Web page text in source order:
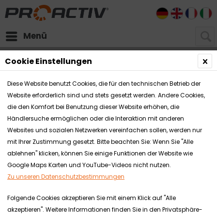
Menü
DE EN FR
Rollstühle Kinder- & Jugendrollstühle
Cookie Einstellungen
Diese Website benutzt Cookies, die für den technischen Betrieb der
Website erforderlich sind und stets gesetzt werden. Andere Cookies,
die den Komfort bei Benutzung dieser Website erhöhen, die
Händlersuche ermöglichen oder die Interaktion mit anderen
Websites und sozialen Netzwerken vereinfachen sollen, werden nur
mit Ihrer Zustimmung gesetzt. Bitte beachten Sie: Wenn Sie "Alle
ablehnen" klicken, können Sie einige Funktionen der Website wie
Google Maps Karten und YouTube-Videos nicht nutzen.
Zu unseren Datenschutzbestimmungen
Folgende Cookies akzeptieren Sie mit einem Klick auf "Alle
akzeptieren". Weitere Informationen finden Sie in den Privatsphäre-